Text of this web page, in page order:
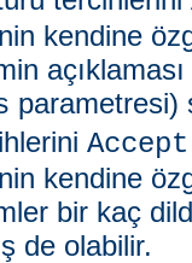
kendine
parametresi)
kendine
bir kaç
de olabilir.